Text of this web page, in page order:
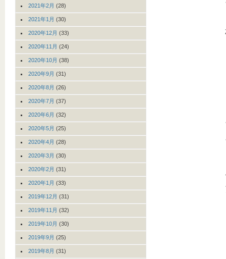
2021年2月 (28)
2021年1月 (30)
2020年12月 (33)
2020年11月 (24)
2020年10月 (38)
2020年9月 (31)
2020年8月 (26)
2020年7月 (37)
2020年6月 (32)
2020年5月 (25)
2020年4月 (28)
2020年3月 (30)
2020年2月 (31)
2020年1月 (33)
2019年12月 (31)
2019年11月 (32)
2019年10月 (30)
2019年9月 (25)
2019年8月 (31)